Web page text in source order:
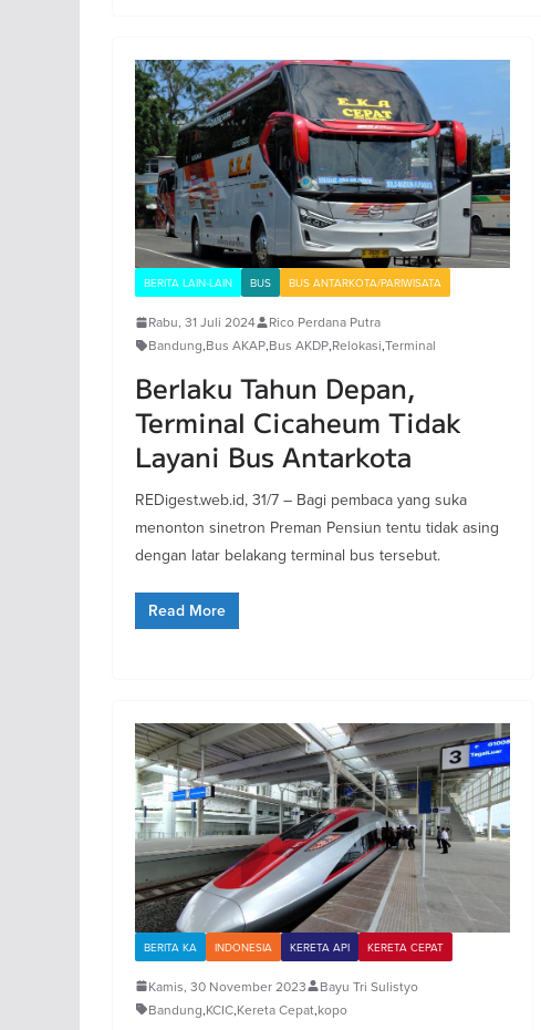
BERITA LAIN-LAIN BUS BUS ANTARKOTA/PARIWISATA
Rabu, 31 Juli 2024
Rico Perdana Putra
Bandung,Bus AKAP,Bus AKDP,Relokasi,Terminal
Berlaku Tahun Depan,
Terminal Cicaheum Tidak
Layani Bus Antarkota
REDigest.web.id, 31/7 – Bagi pembaca yang suka
menonton sinetron Preman Pensiun tentu tidak asing
dengan latar belakang terminal bus tersebut.
Read More
BERITA KA INDONESIA KERETA API KERETA CEPAT
Kamis, 30 November 2023
Bayu Tri Sulistyo
Bandung,KCIC,Kereta Cepat,kopo